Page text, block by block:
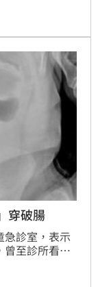
穿破腸
急診室，表示
曾至診所看診
光一照驚見